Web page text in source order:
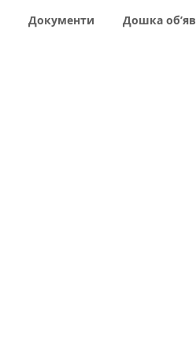
Документи Дошка об’яв